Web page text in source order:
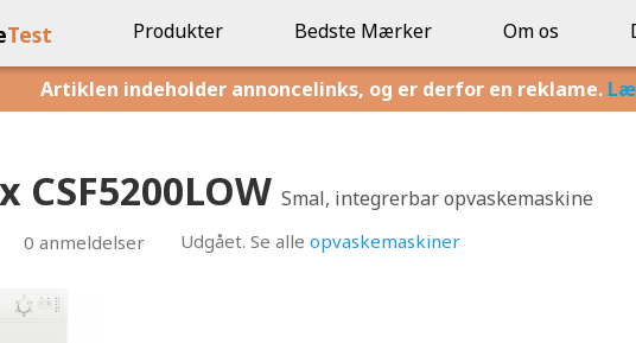
Test Produkter Bedste Mærker Om os
Artiklen indeholder annoncelinks, og er derfor en reklame.
CSF5200LOW Smal, integrerbar opvaskemaskine
0 anmeldelser Udgået. Se alle opvaskemaskiner